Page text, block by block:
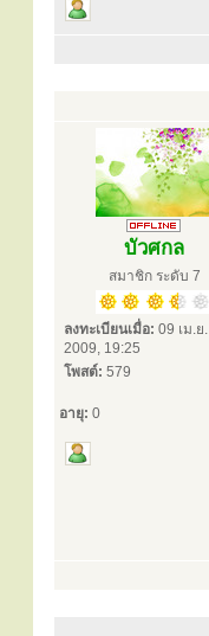
บัวศกล
สมาชิก ระดับ 7
ลงทะเบียนเมื่อ: 09 เม.ย.
2009, 19:25
โพสต์: 579
อายุ: 0